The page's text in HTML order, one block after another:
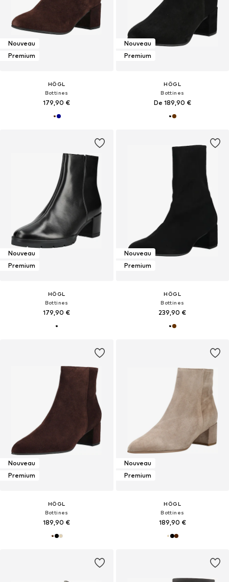
Nouveau
Premium
HÖGL
Bottines
179,90 €
Nouveau
Premium
HÖGL
Bottines
De 189,90 €
Nouveau
Premium
HÖGL
Bottines
179,90 €
Nouveau
Premium
HÖGL
Bottines
239,90 €
Nouveau
Premium
HÖGL
Bottines
189,90 €
Nouveau
Premium
HÖGL
Bottines
189,90 €